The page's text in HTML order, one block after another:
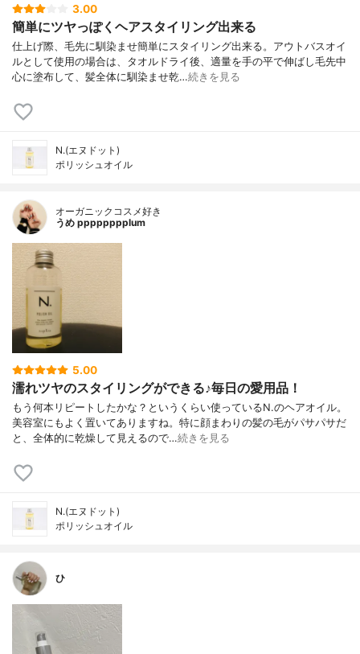
3.00
簡単にツヤっぽくヘアスタイリング出来る
仕上げ際、毛先に馴染ませ簡単にスタイリング出来る。アウトバスオイ
ルとして使用の場合は、タオルドライ後、適量を手の平で伸ばし毛先中
心に塗布して、髪全体に馴染ませ乾…続きを見る
N.(エヌドット)
ポリッシュオイル
オーガニックコスメ好き
うめ pppppppplum
5.00
濡れツヤのスタイリングができる♪毎日の愛用品！
もう何本リピートしたかな？というくらい使っているN.のヘアオイル。
美容室にもよく置いてありますね。特に顔まわりの髪の毛がパサパサだ
と、全体的に乾燥して見えるので…続きを見る
N.(エヌドット)
ポリッシュオイル
ひ